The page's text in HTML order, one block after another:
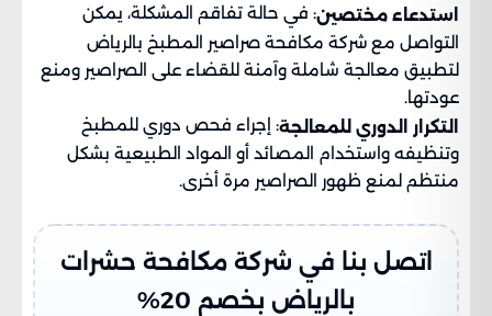
استدعاء مختصين: في حالة تفاقم المشكلة، يمكن
التواصل مع شركة مكافحة صراصير المطبخ بالرياض
لتطبيق معالجة شاملة وآمنة للقضاء على الصراصير ومنع
عودتها.
التكرار الدوري للمعالجة: إجراء فحص دوري للمطبخ
وتنظيفه واستخدام المصائد أو المواد الطبيعية بشكل
منتظم لمنع ظهور الصراصير مرة أخرى.
اتصل بنا في شركة مكافحة حشرات
بالرياض بخصم 20%